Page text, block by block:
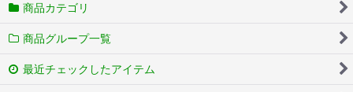
商品カテゴリ
商品グループ一覧
最近チェックしたアイテム